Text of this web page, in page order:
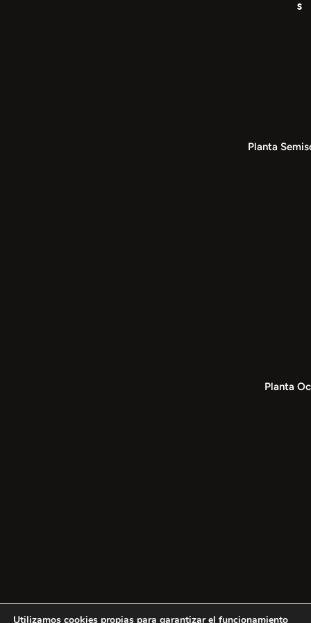
s
Planta
Planta
Utilizamos cookies propias para garantizar el funcionamiento